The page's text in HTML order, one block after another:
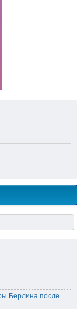
Берлина после